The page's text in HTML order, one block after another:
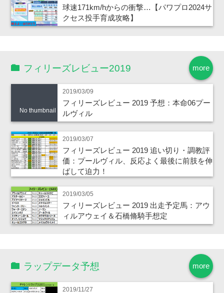
球速171km/hからの衝撃…【パワプロ2024サ
クセス投手育成攻略】
more
フィリーズレビュー2019
No thumbnail
2019/03/09
フィリーズレビュー 2019 予想：本命06プー
ルヴィル
2019/03/07
フィリーズレビュー 2019 追い切り・調教評
価：プールヴィル、反応よく最後に前肢を伸
ばして迫力！
2019/03/05
フィリーズレビュー 2019 出走予定馬：アウ
ィルアウェイ＆石橋脩騎手想定
more
ラップデータ予想
2019/11/27